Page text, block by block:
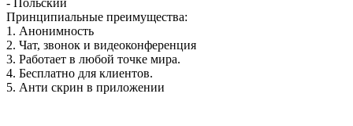
Принципиальные преимущества:
1. Анонимность
2. Чат, звонок и видеоконференция
3. Работает в любой точке мира.
4. Бесплатно для клиентов.
5. Анти скрин в приложении